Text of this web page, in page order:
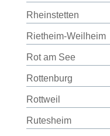
Rheinstetten
Rietheim-Weilheim
Rot am See
Rottenburg
Rottweil
Rutesheim